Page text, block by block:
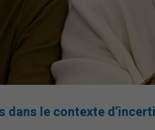
le contexte